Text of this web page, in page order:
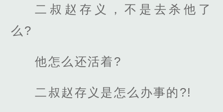
二叔赵存义，不是去杀他了
么?
他怎么还活着?
二叔赵存义是怎么办事的?!